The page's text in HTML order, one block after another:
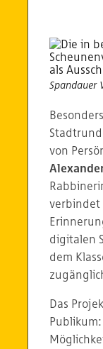
Spandauer
von
verbindet
digitalen
dem
Das